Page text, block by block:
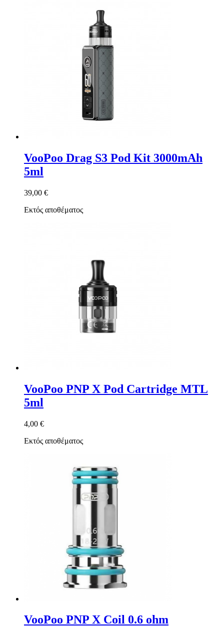
VooPoo Drag S3 Pod Kit 3000mAh
5ml
39,00 €
Εκτός αποθέματος
VooPoo PNP X Pod Cartridge MTL
5ml
4,00 €
Εκτός αποθέματος
VooPoo PNP X Coil 0.6 ohm